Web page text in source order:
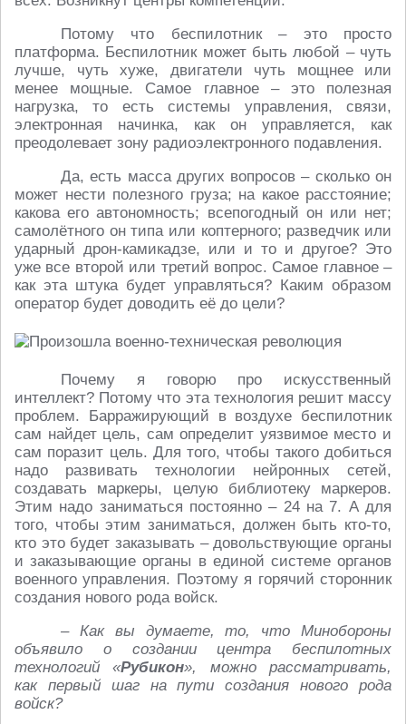
Потому что беспилотник – это просто
платформа. Беспилотник может быть любой – чуть
лучше, чуть хуже, двигатели чуть мощнее или
менее мощные. Самое главное – это полезная
нагрузка, то есть системы управления, связи,
электронная начинка, как он управляется, как
преодолевает зону радиоэлектронного подавления.
Да, есть масса других вопросов – сколько он
может нести полезного груза; на какое расстояние;
какова его автономность; всепогодный он или нет;
самолётного он типа или коптерного; разведчик или
ударный дрон-камикадзе, или и то и другое? Это
уже все второй или третий вопрос. Самое главное –
как эта штука будет управляться? Каким образом
оператор будет доводить её до цели?
Почему я говорю про искусственный
интеллект? Потому что эта технология решит массу
проблем. Барражирующий в воздухе беспилотник
сам найдет цель, сам определит уязвимое место и
сам поразит цель. Для того, чтобы такого добиться
надо развивать технологии нейронных сетей,
создавать маркеры, целую библиотеку маркеров.
Этим надо заниматься постоянно – 24 на 7. А для
того, чтобы этим заниматься, должен быть кто-то,
кто это будет заказывать – довольствующие органы
и заказывающие органы в единой системе органов
военного управления. Поэтому я горячий сторонник
создания нового рода войск.
– Как вы думаете, то, что Минобороны
объявило о создании центра беспилотных
технологий «Рубикон», можно рассматривать,
как первый шаг на пути создания нового рода
войск?